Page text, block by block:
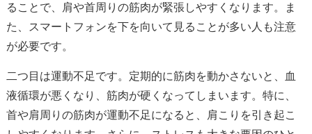
ることで、肩や首周りの筋肉が緊張しやすくなります。ま
た、スマートフォンを下を向いて見ることが多い人も注意
が必要です。
二つ目は運動不足です。定期的に筋肉を動かさないと、血
液循環が悪くなり、筋肉が硬くなってしまいます。特に、
首や肩周りの筋肉が運動不足になると、肩こりを引き起こ